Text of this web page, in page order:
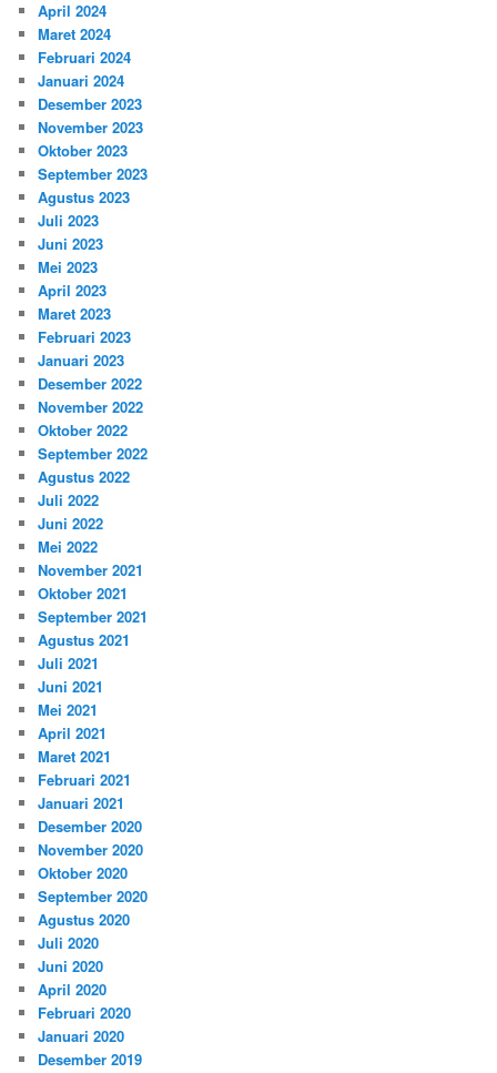
April 2024
Maret 2024
Februari 2024
Januari 2024
Desember 2023
November 2023
Oktober 2023
September 2023
Agustus 2023
Juli 2023
Juni 2023
Mei 2023
April 2023
Maret 2023
Februari 2023
Januari 2023
Desember 2022
November 2022
Oktober 2022
September 2022
Agustus 2022
Juli 2022
Juni 2022
Mei 2022
November 2021
Oktober 2021
September 2021
Agustus 2021
Juli 2021
Juni 2021
Mei 2021
April 2021
Maret 2021
Februari 2021
Januari 2021
Desember 2020
November 2020
Oktober 2020
September 2020
Agustus 2020
Juli 2020
Juni 2020
April 2020
Februari 2020
Januari 2020
Desember 2019